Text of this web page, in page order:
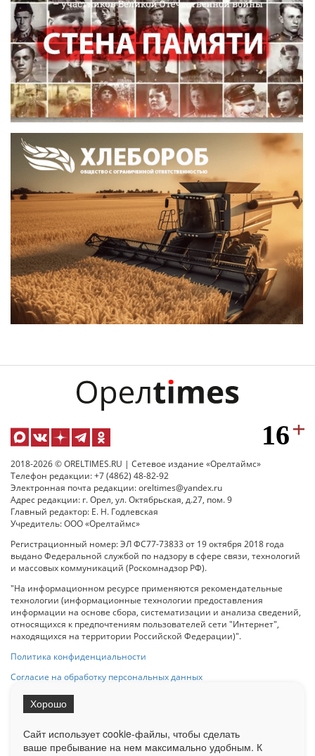
2018-2026 © ORELTIMES.RU | Сетевое издание «Орелтаймс»
Телефон редакции: +7 (4862) 48-82-92
Электронная почта редакции: oreltimes@yandex.ru
Адрес редакции: г. Орел, ул. Октябрьская, д.27, пом. 9
Главный редактор: Е. Н. Годлевская
Учредитель: ООО «Орелтаймс»
Регистрационный номер: ЭЛ ФС77-73833 от 19 октября 2018 года
выдано Федеральной службой по надзору в сфере связи, технологий
и массовых коммуникаций (Роскомнадзор РФ).
"На информационном ресурсе применяются рекомендательные
технологии (информационные технологии предоставления
информации на основе сбора, систематизации и анализа сведений,
относящихся к предпочтениям пользователей сети "Интернет",
находящихся на территории Российской Федерации)".
Политика конфиденциальности
Согласие на обработку персональных данных
на Сетевое издание «ОрелТаймс» обязательна.
Сайт использует cookie-файлы, чтобы сделать
ваше пребывание на нем максимально удобным. К
Хорошо